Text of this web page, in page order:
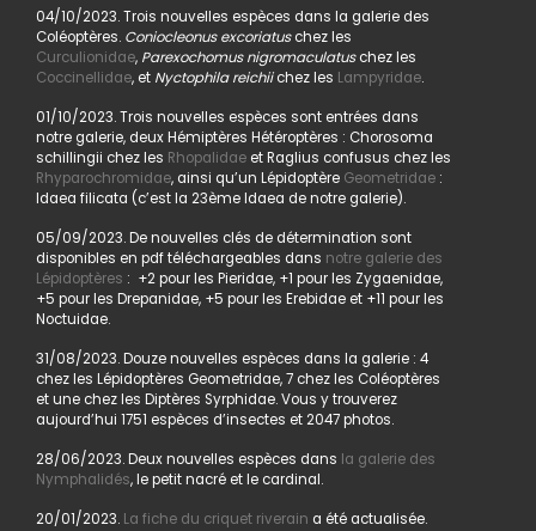
04/10/2023. Trois nouvelles espèces dans la galerie des
Coléoptères. Coniocleonus excoriatuschez les
Curculionidae, Parexochomus nigromaculatuschez les
Coccinellidae, et Nyctophila reichiichez les Lampyridae.
01/10/2023. Trois nouvelles espèces sont entrées dans
notre galerie, deux Hémiptères Hétéroptères : Chorosoma
schillingii chez les Rhopalidaeet Raglius confusus chez les
Rhyparochromidae, ainsi qu’un Lépidoptère Geometridae:
Idaea filicata (c’est la 23ème Idaea de notre galerie).
05/09/2023. De nouvelles clés de détermination sont
disponibles en pdf téléchargeables dans notre galerie des
Lépidoptères : +2 pour les Pieridae, +1 pour les Zygaenidae,
+5 pour les Drepanidae, +5 pour les Erebidae et +11 pour les
Noctuidae.
31/08/2023. Douze nouvelles espèces dans la galerie : 4
chez les Lépidoptères Geometridae, 7 chez les Coléoptères
et une chez les Diptères Syrphidae. Vous y trouverez
aujourd’hui 1751 espèces d’insectes et 2047 photos.
28/06/2023. Deux nouvelles espèces dans la galerie des
Nymphalidés, le petit nacré et le cardinal.
20/01/2023. La fiche du criquet riverain a été actualisée.